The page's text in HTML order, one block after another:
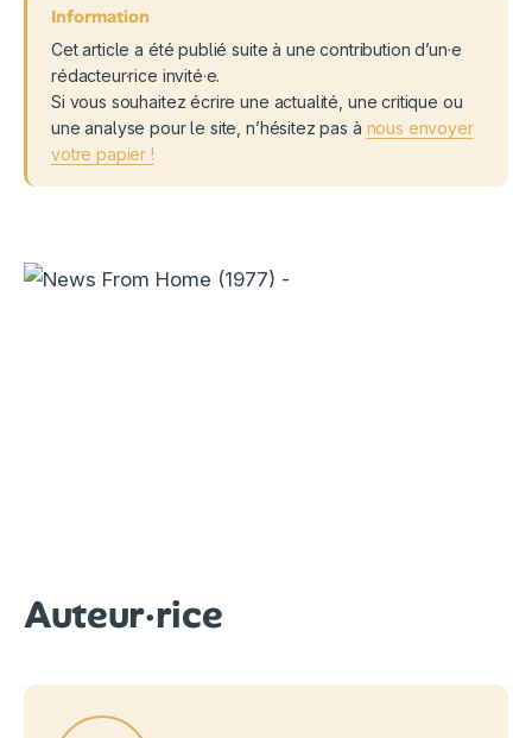
Cet article a été publié suite à une contribution d’un·e
rédacteur·rice invité·e.
Si vous souhaitez écrire une actualité, une critique ou
une analyse pour le site, n’hésitez pas à nous envoyer
votre papier !
Auteur·rice